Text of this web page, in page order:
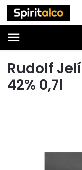
Rudolf
42% 0,7l